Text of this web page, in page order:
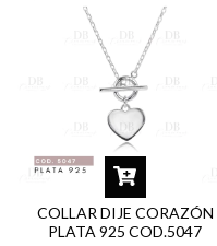
COLLAR DIJE CORAZÓN
PLATA 925 COD.5047